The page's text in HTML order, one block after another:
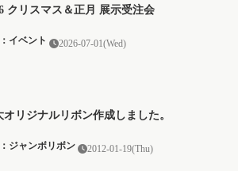
クリスマス＆正月 展示受注会
イベント 2026-07-01(Wed)
オリジナルリボン作成しました。
2012-01-19(Thu)
ジャンボリボン